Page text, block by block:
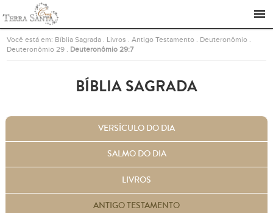
Ir para a página inicial
Você está em: Bíblia Sagrada Livros .Antigo Testamento Deuteronômio
Deuteronômio 29
Deuteronômio 29:7
BÍBLIA SAGRADA
VERSÍCULO DO DIA
SALMO DO DIA
LIVROS
ANTIGO TESTAMENTO